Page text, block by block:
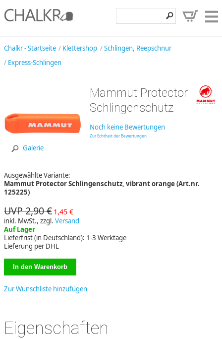
Klettershop
Entdecken
Angebote
Hilfe, Kontakt
Chalkr - Startseite Klettershop
Schlingen, Reepschnur
Express-Schlingen
Galerie
Mammut Protector
Schlingenschutz
Noch keine Bewertungen
Zur Echtheit der Bewertungen
Ausgewählte Variante:
Mammut Protector Schlingenschutz, vibrant orange (Art.nr.
125225)
UVP 2,90 € 1,45 €
inkl. MwSt., zzgl. Versand
Auf Lager
Lieferfrist (in Deutschland): 1-3 Werktage
Lieferung per DHL
Zur Wunschliste hinzufügen
Eigenschaften